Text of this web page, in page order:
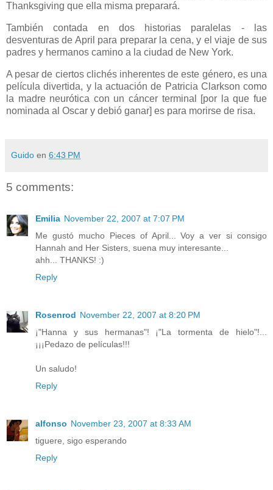
Thanksgiving que ella misma preparará.
También contada en dos historias paralelas - las
desventuras de April para preparar la cena, y el viaje de sus
padres y hermanos camino a la ciudad de New York.
A pesar de ciertos clichés inherentes de este género, es una
película divertida, y la actuación de Patricia Clarkson como
la madre neurótica con un cáncer terminal [por la que fue
nominada al Oscar y debió ganar] es para morirse de risa.
Guido en 6:43 PM
5 comments:
Emilia November 22, 2007 at 7:07 PM
Me gustó mucho Pieces of April... Voy a ver si consigo
Hannah and Her Sisters, suena muy interesante...
ahh... THANKS! :)
Reply
Rosenrod November 22, 2007 at 8:20 PM
¡"Hanna y sus hermanas"! ¡"La tormenta de hielo"!...
¡¡¡Pedazo de películas!!!
Un saludo!
Reply
alfonso November 23, 2007 at 8:33 AM
tiguere, sigo esperando
Reply